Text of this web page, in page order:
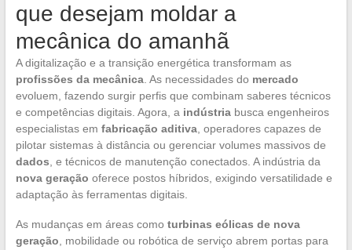
que desejam moldar a
mecânica do amanhã
A digitalização e a transição energética transformam as
profissões da mecânica. As necessidades do mercado
evoluem, fazendo surgir perfis que combinam saberes técnicos
e competências digitais. Agora, a indústriabusca engenheiros
especialistas em fabricação aditiva, operadores capazes de
pilotar sistemas à distância ou gerenciar volumes massivos de
dados , e técnicos de manutenção conectados. A indústria da
nova geração oferece postos híbridos, exigindo versatilidade e
adaptação às ferramentas digitais.
As mudanças em áreas como turbinas eólicas de nova
geração , mobilidade ou robótica de serviço abrem portas para